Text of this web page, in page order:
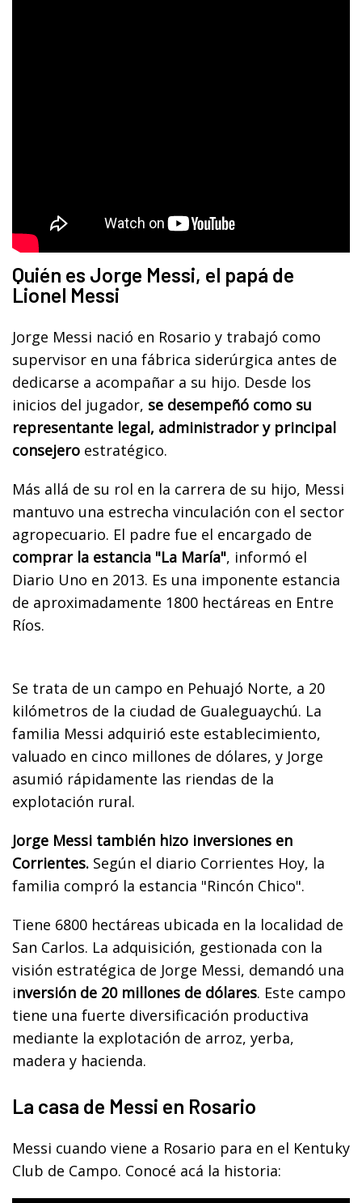
Quién es Jorge Messi, el papá de
Lionel Messi
Jorge Messi nació en Rosario y trabajó como
supervisor en una fábrica siderúrgica antes de
dedicarse a acompañar a su hijo. Desde los
inicios del jugador, se desempeñó como su
representante legal, administrador y principal
consejero estratégico.
Más allá de su rol en la carrera de su hijo, Messi
mantuvo una estrecha vinculación con el sector
agropecuario. El padre fue el encargado de
comprar la estancia "La María", informó el
Diario Uno en 2013. Es una imponente estancia
de aproximadamente 1800 hectáreas en Entre
Ríos.
Se trata de un campo en Pehuajó Norte, a 20
kilómetros de la ciudad de Gualeguaychú. La
familia Messi adquirió este establecimiento,
valuado en cinco millones de dólares, y Jorge
asumió rápidamente las riendas de la
explotación rural.
Jorge Messi también hizo inversiones en
Corrientes. Según el diario Corrientes Hoy, la
familia compró la estancia "Rincón Chico".
Tiene 6800 hectáreas ubicada en la localidad de
San Carlos. La adquisición, gestionada con la
visión estratégica de Jorge Messi, demandó una
inversión de 20 millones de dólares. Este campo
tiene una fuerte diversificación productiva
mediante la explotación de arroz, yerba,
madera y hacienda.
La casa de Messi en Rosario
Messi cuando viene a Rosario para en el Kentuky
Club de Campo. Conocé acá la historia: